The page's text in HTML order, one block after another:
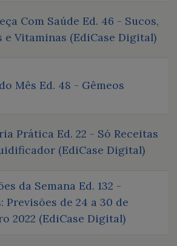
Com Saúde Ed. 46 - Sucos,
e Vitaminas (EdiCase Digital)
Mês Ed. 48 - Gêmeos
Prática Ed. 22 - Só Receitas
(EdiCase Digital)
da Semana Ed. 132 -
Previsões de 24 a 30 de
2022 (EdiCase Digital)